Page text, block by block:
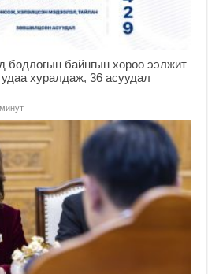
бодлогын байнгын хороо ээлжит
хуралдаж, 36 асуудал